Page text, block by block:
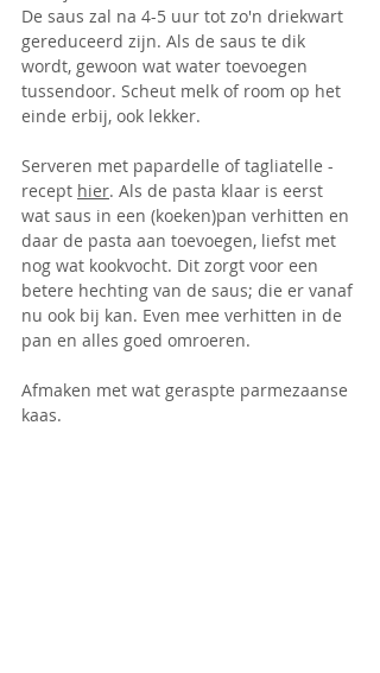
De saus zal na 4-5 uur tot zo'n driekwart
gereduceerd zijn. Als de saus te dik
wordt, gewoon wat water toevoegen
tussendoor. Scheut melk of room op het
einde erbij, ook lekker.
Serveren met papardelle of tagliatelle -
recept hier. Als de pasta klaar is eerst
wat saus in een (koeken)pan verhitten en
daar de pasta aan toevoegen, liefst met
nog wat kookvocht. Dit zorgt voor een
betere hechting van de saus; die er vanaf
nu ook bij kan. Even mee verhitten in de
pan en alles goed omroeren.
Afmaken met wat geraspte parmezaanse
kaas.